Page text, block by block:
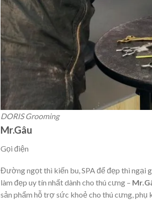
DORIS Grooming
Mr.Gâu
Gọi điện
Đường ngọt thì kiến bu, SPA để đẹp thì ngại
làm đẹp uy tín nhất dành cho thú cưng –
sản phẩm hỗ trợ sức khoẻ cho thú cưng, phụ